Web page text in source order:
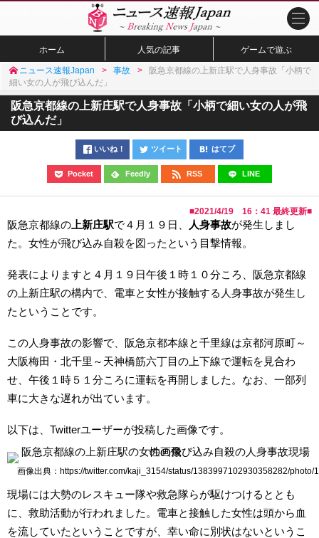
ホーム 人気の記事 ゲームで遊ぶ
ニュース速報Japan 事故
阪急京都線の上新庄駅で人身事故「小柄で
細い女の人が飛び込んだ」
阪急京都線の上新庄駅で人身事故「小柄で細い女の人が飛
び込んだ」
いいね！ ツイート はてブ
Pocket Feedly RSS LINE
■2021/4/19 16：41 最終更新■
阪急京都線の 上新庄駅で４月１９日、 人身事故が発生しまし
た。女性が飛び込み自殺を図ったという目撃情報。
発表によりますと４月１９日午後１時１０分ころ、阪急京都線
の上新庄駅の構内で、電車と女性が接触する人身事故が発生し
たということです。
この人身事故の影響で、阪急京都本線と千里線は京都河原町～
大阪梅田・北千里～天神橋筋六丁目の上下線で運転を見合わ
せ、午後１時５１分ころに運転を再開しました。なお、一部列
車に大きな遅れが出ています。
以下は、Twitterユーザーが投稿した画像です。
画像出典：https://twitter.com/kaji_3154/status/1383997102930358282/photo/1
現場には大勢のレスキュー隊や救急隊らが駆けつけるととも
に、救助活動が行われました。電車と接触した女性は頭から血
を流していたということですが、幸い命に別状はないというこ